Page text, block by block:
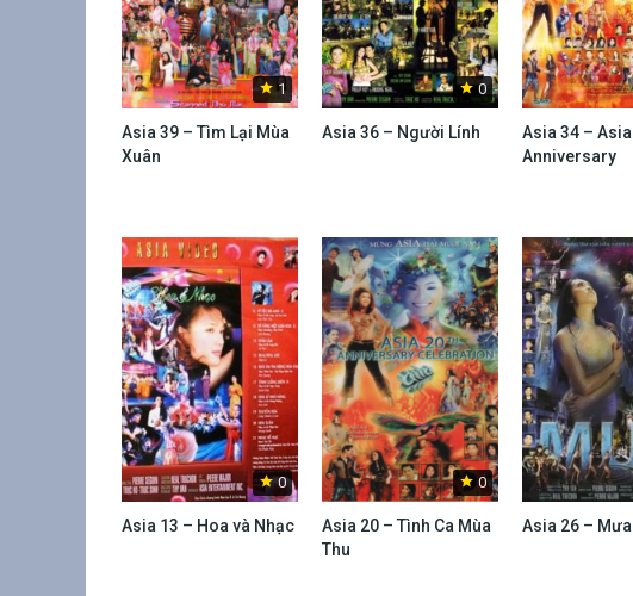
1
Asia 39 – Tìm Lại Mùa
Xuân
0
Asia 36 – Người Lính
Asia 34 –
Anniversary
0
Asia 13 – Hoa và Nhạc
0
Asia 20 – Tình Ca Mùa
Thu
Asia 26 – Mưa